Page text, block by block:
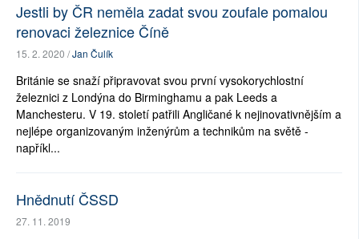
Jestli by ČR neměla zadat svou zoufale pomalou
renovaci železnice Číně
15. 2. 2020 /Jan Čulík
Británie se snaží připravovat svou první vysokorychlostní
železnici z Londýna do Birminghamu a pak Leeds a
Manchesteru. V 19. století patřili Angličané k nejinovativnějším a
nejlépe organizovaným inženýrům a technikům na světě -
napříkl...
Hnědnutí ČSSD
27. 11. 2019